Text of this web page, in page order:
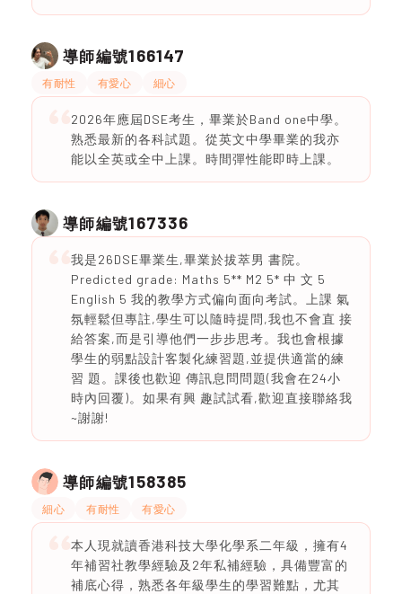
導師編號166147
有耐性 有愛心 細心
2026年應屆DSE考生，畢業於Band one中學。
熟悉最新的各科試題。從英文中學畢業的我亦
能以全英或全中上課。時間彈性能即時上課。
導師編號167336
我是26DSE畢業生,畢業於拔萃男 書院。
Predicted grade: Maths 5** M2 5* 中 文 5
English 5 我的教學方式偏向面向考試。上課 氣
氛輕鬆但專註,學生可以隨時提問,我也不會直 接
給答案,而是引導他們一步步思考。我也會根據
學生的弱點設計客製化練習題,並提供適當的練
習 題。課後也歡迎 傳訊息問問題(我會在24小
時內回覆)。如果有興 趣試試看,歡迎直接聯絡我
~謝謝!
導師編號158385
細心 有耐性 有愛心
本人現就讀香港科技大學化學系二年級，擁有4
年補習社教學經驗及2年私補經驗，具備豐富的
補底心得，熟悉各年級學生的學習難點，尤其